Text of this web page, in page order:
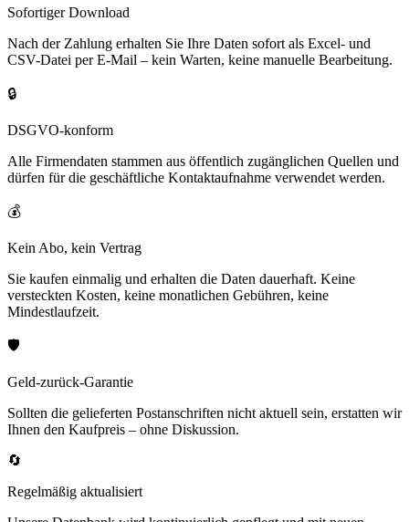
Sofortiger Download
Nach der Zahlung erhalten Sie Ihre Daten sofort als Excel- und
CSV-Datei per E-Mail – kein Warten, keine manuelle Bearbeitung.
🔒
DSGVO-konform
Alle Firmendaten stammen aus öffentlich zugänglichen Quellen und
dürfen für die geschäftliche Kontaktaufnahme verwendet werden.
💰
Kein Abo, kein Vertrag
Sie kaufen einmalig und erhalten die Daten dauerhaft. Keine
versteckten Kosten, keine monatlichen Gebühren, keine
Mindestlaufzeit.
🛡️
Geld-zurück-Garantie
Sollten die gelieferten Postanschriften nicht aktuell sein, erstatten wir
Ihnen den Kaufpreis – ohne Diskussion.
🔄
Regelmäßig aktualisiert